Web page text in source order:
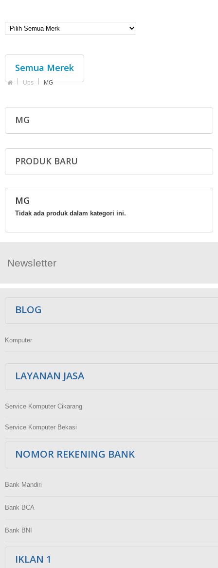
Semua Merek
Ups MG
MG
PRODUK BARU
MG
Tidak ada produk dalam kategori ini.
Newsletter
BLOG
Komputer
LAYANAN JASA
Service Komputer Cikarang
Service Komputer Bekasi
NOMOR REKENING BANK
Bank Mandiri
Bank BCA
Bank BNI
IKLAN 1